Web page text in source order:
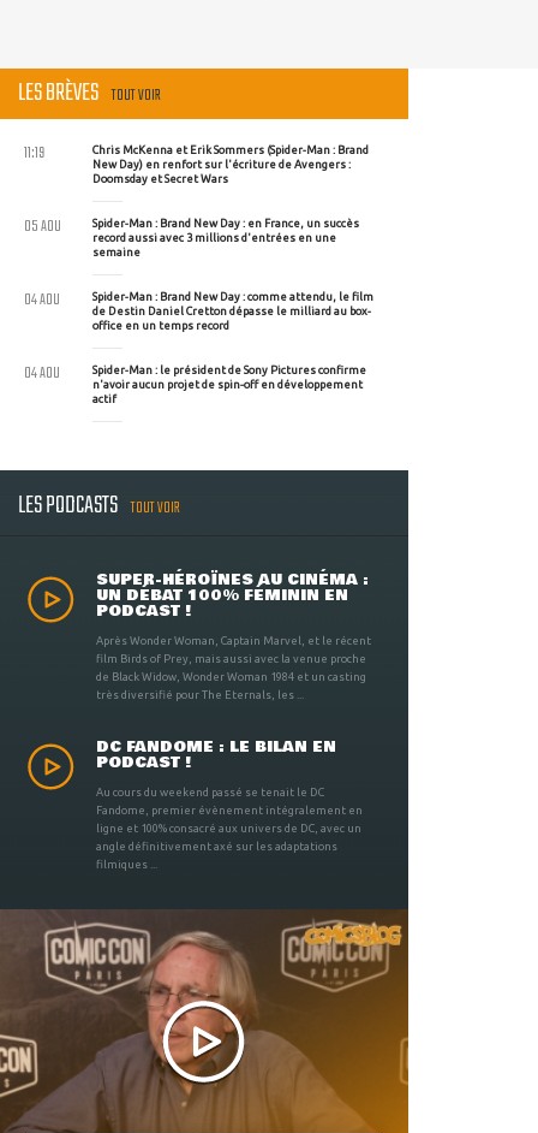
LES BRÈVES TOUT VOIR
Chris McKenna et Erik Sommers (Spider-Man : Brand
New Day) en renfort sur l'écriture de Avengers :
Doomsday et Secret Wars
11:19
Spider-Man : Brand New Day : en France, un succès
record aussi avec 3 millions d'entrées en une
semaine
05 AOU
Spider-Man : Brand New Day : comme attendu, le film
de Destin Daniel Cretton dépasse le milliard au box-
office en un temps record
04 AOU
Spider-Man : le président de Sony Pictures confirme
n'avoir aucun projet de spin-off en développement
actif
04 AOU
LES PODCASTS TOUT VOIR
SUPER-HÉROÏNES AU CINÉMA :
UN DÉBAT 100% FÉMININ EN
PODCAST !
Après Wonder Woman, Captain Marvel, et le récent
film Birds of Prey, mais aussi avec la venue proche
de Black Widow, Wonder Woman 1984 et un casting
très diversifié pour The Eternals, les ...
DC FANDOME : LE BILAN EN
PODCAST !
Au cours du weekend passé se tenait le DC
Fandome, premier évènement intégralement en
ligne et 100% consacré aux univers de DC, avec un
angle définitivement axé sur les adaptations
filmiques ...